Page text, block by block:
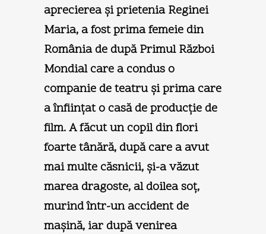
aprecierea şi prietenia Reginei
Maria, a fost prima femeie din
România de după Primul Război
Mondial care a condus o
companie de teatru şi prima care
a înfiinţat o casă de producţie de
film. A făcut un copil din flori
foarte tânără, după care a avut
mai multe căsnicii, şi-a văzut
marea dragoste, al doilea soţ,
murind într-un accident de
maşină, iar după venirea